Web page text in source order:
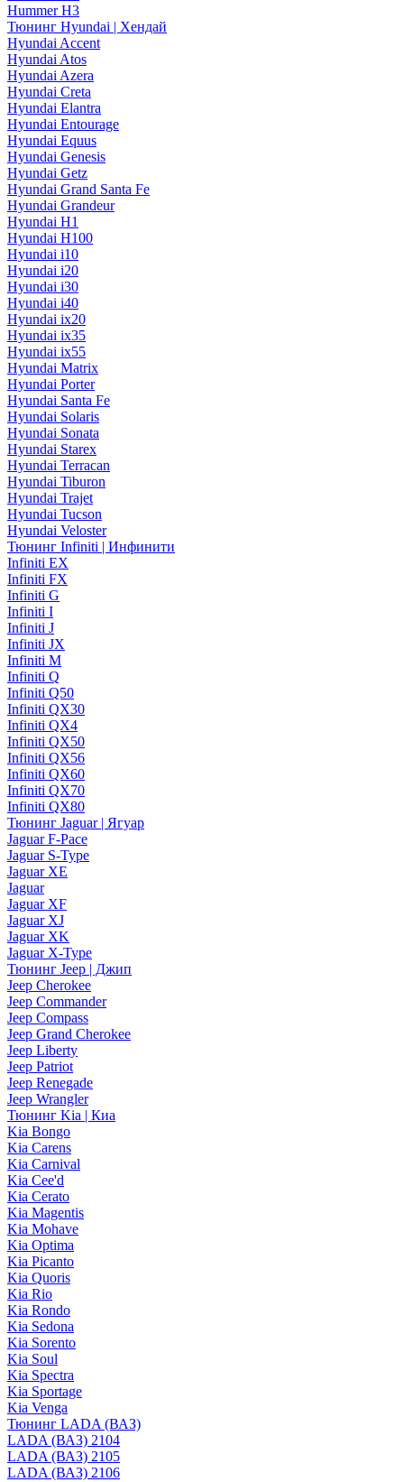
Hummer H3
Тюнинг Hyundai | Хендай
Hyundai Accent
Hyundai Atos
Hyundai Azera
Hyundai Creta
Hyundai Elantra
Hyundai Entourage
Hyundai Equus
Hyundai Genesis
Hyundai Getz
Hyundai Grand Santa Fe
Hyundai Grandeur
Hyundai H1
Hyundai H100
Hyundai i10
Hyundai i20
Hyundai i30
Hyundai i40
Hyundai ix20
Hyundai ix35
Hyundai ix55
Hyundai Matrix
Hyundai Porter
Hyundai Santa Fe
Hyundai Solaris
Hyundai Sonata
Hyundai Starex
Hyundai Terracan
Hyundai Tiburon
Hyundai Trajet
Hyundai Tucson
Hyundai Veloster
Тюнинг Infiniti | Инфинити
Infiniti EX
Infiniti FX
Infiniti G
Infiniti I
Infiniti J
Infiniti JX
Infiniti M
Infiniti Q
Infiniti Q50
Infiniti QX30
Infiniti QX4
Infiniti QX50
Infiniti QX56
Infiniti QX60
Infiniti QX70
Infiniti QX80
Тюнинг Jaguar | Ягуар
Jaguar F-Pace
Jaguar S-Type
Jaguar XE
Jaguar
Jaguar XF
Jaguar XJ
Jaguar XK
Jaguar X-Type
Тюнинг Jeep | Джип
Jeep Cherokee
Jeep Commander
Jeep Compass
Jeep Grand Cherokee
Jeep Liberty
Jeep Patriot
Jeep Renegade
Jeep Wrangler
Тюнинг Kia | Киа
Kia Bongo
Kia Carens
Kia Carnival
Kia Cee'd
Kia Cerato
Kia Magentis
Kia Mohave
Kia Optima
Kia Picanto
Kia Quoris
Kia Rio
Kia Rondo
Kia Sedona
Kia Sorento
Kia Soul
Kia Spectra
Kia Sportage
Kia Venga
Тюнинг LADA (ВАЗ)
LADA (ВАЗ) 2104
LADA (ВАЗ) 2105
LADA (ВАЗ) 2106